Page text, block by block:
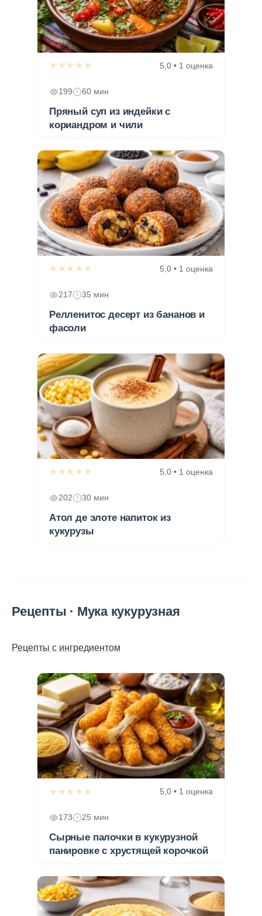
★★★★★ 5,0 • 1 оценка
199 60 мин
Пряный суп из индейки с
кориандром и чили
★★★★★ 5,0 • 1 оценка
217 35 мин
Релленитос десерт из бананов и
фасоли
★★★★★ 5,0 • 1 оценка
202 30 мин
Атол де элоте напиток из
кукурузы
Рецепты · Мука кукурузная
Рецепты с ингредиентом
★★★★★ 5,0 • 1 оценка
173 25 мин
Сырные палочки в кукурузной
панировке с хрустящей корочкой